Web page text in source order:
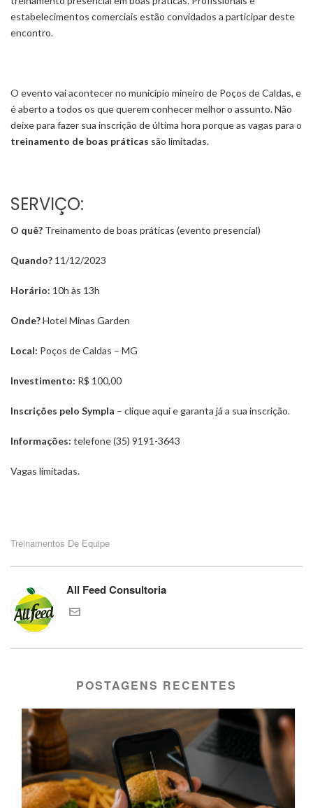
estabelecimentos comerciais estão convidados a participar deste
encontro.
O evento vai acontecer no município mineiro de Poços de Caldas, e
é aberto a todos os que querem conhecer melhor o assunto. Não
deixe para fazer sua inscrição de última hora porque as vagas para o
treinamento de boas práticas são limitadas.
SERVIÇO:
O quê? Treinamento de boas práticas (evento presencial)
Quando? 11/12/2023
Horário: 10h às 13h
Onde?Hotel Minas Garden
Local: Poços de Caldas – MG
Investimento: R$ 100,00
Inscrições pelo Sympla – cliqueaquie garanta já a sua inscrição.
Informações: telefone (35) 9191-3643
Vagas limitadas.
Treinamentos De Equipe
All Feed Consultoria
POSTAGENS RECENTES